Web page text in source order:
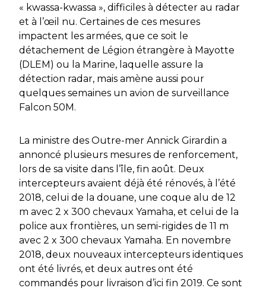
« kwassa-kwassa », difficiles à détecter au radar
et à l’œil nu. Certaines de ces mesures
impactent les armées, que ce soit le
détachement de Légion étrangère à Mayotte
(DLEM) ou la Marine, laquelle assure la
détection radar, mais amène aussi pour
quelques semaines un avion de surveillance
Falcon 50M.
La ministre des Outre-mer Annick Girardin a
annoncé plusieurs mesures de renforcement,
lors de sa visite dans l’île, fin août. Deux
intercepteurs avaient déjà été rénovés, à l’été
2018, celui de la douane, une coque alu de 12
m avec 2 x 300 chevaux Yamaha, et celui de la
police aux frontières, un semi-rigides de 11 m
avec 2 x 300 chevaux Yamaha. En novembre
2018, deux nouveaux intercepteurs identiques
ont été livrés, et deux autres ont été
commandés pour livraison d’ici fin 2019. Ce sont